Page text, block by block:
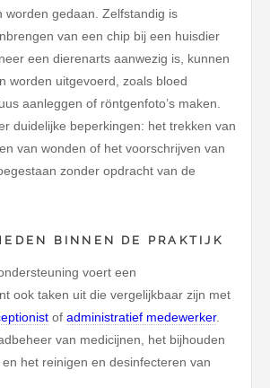
worden gedaan. Zelfstandig is
van een chip bij een huisdier
een dierenarts aanwezig is, kunnen
worden uitgevoerd, zoals bloed
aanleggen of röntgenfoto’s maken.
duidelijke beperkingen: het trekken van
van wonden of het voorschrijven van
zonder opdracht van de
BINNEN DE PRAKTIJK
voert een
ook taken uit die vergelijkbaar zijn met
ofadministratief medewerker.
van medicijnen, het bijhouden
het reinigen en desinfecteren van